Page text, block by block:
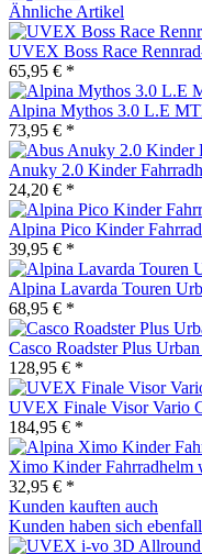
Ähnliche Artikel
UVEX Boss Race
65,95 € *
Alpina Mythos 3.0 L.E
73,95 € *
Anuky 2.0 Kinder
24,20 € *
Alpina Pico Kinder
39,95 € *
Alpina Lavarda Touren
68,95 € *
Casco Roadster Plus
128,95 € *
UVEX Finale Visor Vario
184,95 € *
Ximo Kinder Fahrradhelm
32,95 € *
Kunden kauften auch
Kunden haben sich